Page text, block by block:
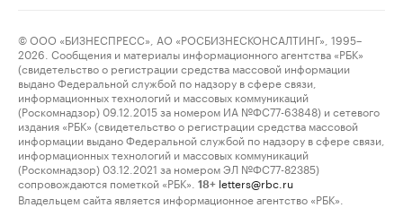
© ООО «БИЗНЕСПРЕСС», АО «РОСБИЗНЕСКОНСАЛТИНГ», 1995–
2026. Сообщения и материалы информационного агентства «РБК»
(свидетельство о регистрации средства массовой информации
выдано Федеральной службой по надзору в сфере связи,
информационных технологий и массовых коммуникаций
(Роскомнадзор) 09.12.2015 за номером ИА №ФС77-63848) и сетевого
издания «РБК» (свидетельство о регистрации средства массовой
информации выдано Федеральной службой по надзору в сфере связи,
информационных технологий и массовых коммуникаций
(Роскомнадзор) 03.12.2021 за номером ЭЛ №ФС77-82385)
сопровождаются пометкой «РБК».
18+ letters@rbc.ru
Владельцем сайта является информационное агентство «РБК».